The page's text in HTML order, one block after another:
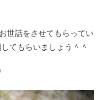
世話をさせてもらってい
てもらいましょう＾＾